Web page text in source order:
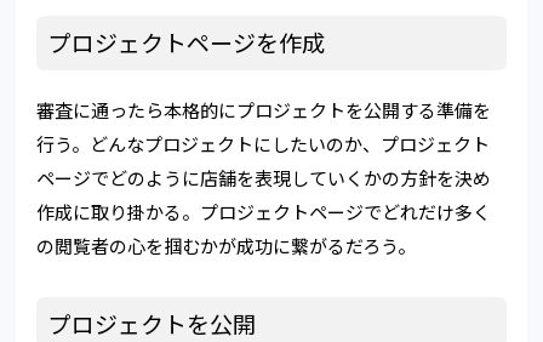
プロジェクトページを作成
審査に通ったら本格的にプロジェクトを公開する準備を
行う。どんなプロジェクトにしたいのか、プロジェクト
ページでどのように店舗を表現していくかの方針を決め
作成に取り掛かる。プロジェクトページでどれだけ多く
の閲覧者の心を掴むかが成功に繋がるだろう。
プロジェクトを公開